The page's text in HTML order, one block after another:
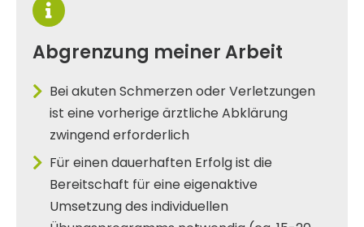
Abgrenzung meiner Arbeit
Bei akuten Schmerzen oder Verletzungen
ist eine vorherige ärztliche Abklärung
zwingend erforderlich
Für einen dauerhaften Erfolg ist die
Bereitschaft für eine eigenaktive
Umsetzung des individuellen